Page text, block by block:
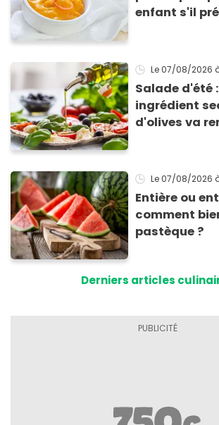
enfant s'il
Le 07/08/2026
Salade d'été
ingrédient
d'olives va
Le 07/08/2026
Entière ou
comment
pastèque ?
Derniers articles